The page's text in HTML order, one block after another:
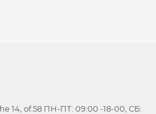
14, of.58 ПН-ПТ: 09:00 -18-00, СБ: